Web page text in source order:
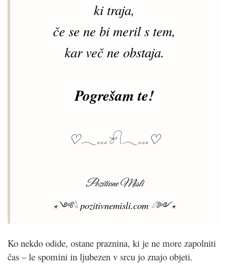
ki traja,
če se ne bi meril s tem,
kar več ne obstaja.
Pogrešam te!
♡𓂃𓏧𓍯𓂃𓏧♡
Pozitivne Misli
⋆༺𓆩 pozitivnemisli.com 𓆪༻⋆
Ko nekdo odide, ostane praznina, ki je ne more zapolniti
čas – le spomini in ljubezen v srcu jo znajo objeti.